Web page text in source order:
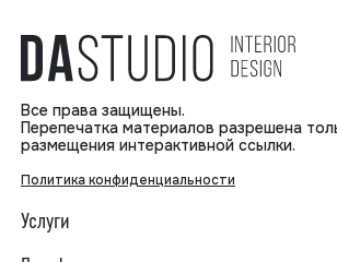
Политика конфиденциальности
Все права защищены.
Перепечатка материалов разрешена
размещения интерактивной ссылки.
Услуги